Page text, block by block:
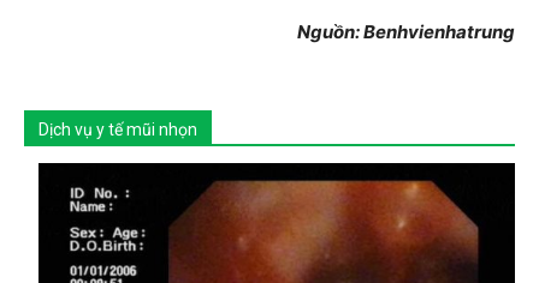
Nguồn: Benhvienhatrung
Dịch vụ y tế mũi nhọn